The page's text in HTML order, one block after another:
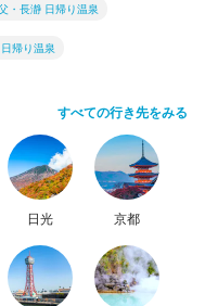
・長瀞 日帰り温泉
帰り温泉
すべての行き先をみる
日光 京都